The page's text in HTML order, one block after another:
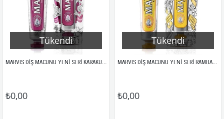
Tükendi
MARVIS DİŞ MACUNU YENİ SERİ KARAKUM (KAKULE) 75ML
₺0,00
Tükendi
MARVIS DİŞ MACUNU YENİ SERİ RAMBAS (MANGO) 75ML
₺0,00